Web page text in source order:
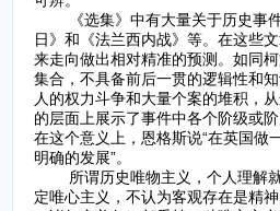
《选集》中有大量关于历史事件
日》和《法兰西内战》等。在这些
来走向做出相对精准的预测。如同
集合，不具备前后一贯的逻辑性和
人的权力斗争和大量个案的堆积，
的层面上展示了事件中各个阶级或
在这个意义上，恩格斯说“在英国做
明确的发展”。
所谓历史唯物主义，个人理解就
定唯心主义，不认为客观存在是精